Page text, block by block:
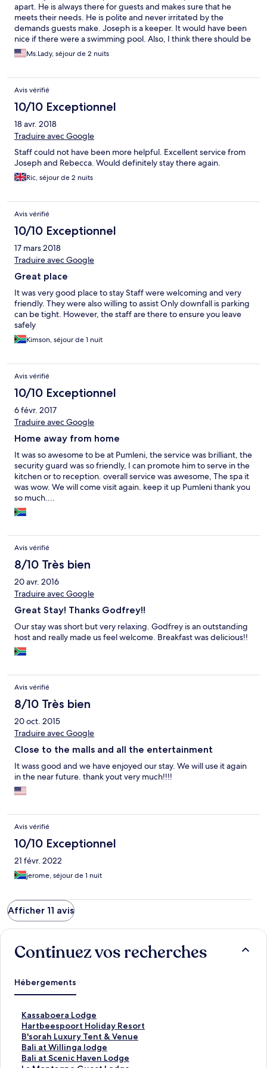
apart. He is always there for guests and makes sure that he
meets their needs. He is polite and never irritated by the
demands guests make. Joseph is a keeper. It would have been
nice if there were a swimming pool. Also, I think there should be
at least one news channel on the DSTV. The rooms were short
on electric plugs, this making it a chore to charge our devices.
Ms.Lady, séjour de 2 nuits
Avis vérifié
10/10 Exceptionnel
18 avr. 2018
Traduire avec Google
Staff could not have been more helpful. Excellent service from
Joseph and Rebecca. Would definitely stay there again.
Ric, séjour de 2 nuits
Avis vérifié
10/10 Exceptionnel
17 mars 2018
Traduire avec Google
Great place
It was very good place to stay Staff were welcoming and very
friendly. They were also willing to assist Only downfall is parking
can be tight. However, the staff are there to ensure you leave
safely
Kimson, séjour de 1 nuit
Avis vérifié
10/10 Exceptionnel
6 févr. 2017
Traduire avec Google
Home away from home
It was so awesome to be at Pumleni, the service was brilliant, the
security guard was so friendly, I can promote him to serve in the
kitchen or to reception. overall service was awesome, The spa it
was wow. We will come visit again. keep it up Pumleni thank you
so much....
Avis vérifié
8/10 Très bien
20 avr. 2016
Traduire avec Google
Great Stay! Thanks Godfrey!!
Our stay was short but very relaxing. Godfrey is an outstanding
host and really made us feel welcome. Breakfast was delicious!!
Avis vérifié
8/10 Très bien
20 oct. 2015
Traduire avec Google
Close to the malls and all the entertainment
It wass good and we have enjoyed our stay. We will use it again
in the near future. thank yout very much!!!!
Avis vérifié
10/10 Exceptionnel
21 févr. 2022
jerome, séjour de 1 nuit
Afficher 11 avis
Continuez vos recherches
Hébergements
Kassaboera Lodge
L
i
e
n
o
Hartbeespoort Holiday Resort
L
i
e
n
B'sorah Luxury Tent & Venue
L
i
e
Bali at Willinga lodge
L
iBali at Scenic Haven Lodge
L